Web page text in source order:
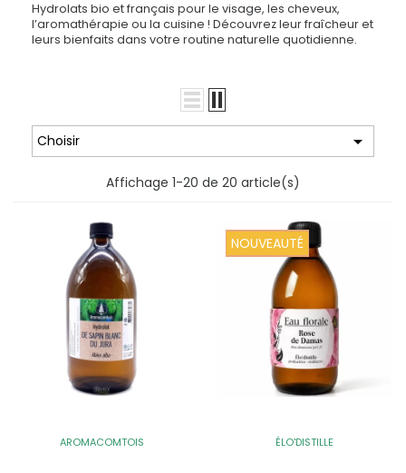
Hydrolats bio et français pour le visage, les cheveux,
l’aromathérapie ou la cuisine ! Découvrez leur fraîcheur et
leurs bienfaits dans votre routine naturelle quotidienne.
Choisir 
Affichage 1-20 de 20 article(s)
AROMACOMTOIS
NOUVEAUTÉ
ÉLO'DISTILLE